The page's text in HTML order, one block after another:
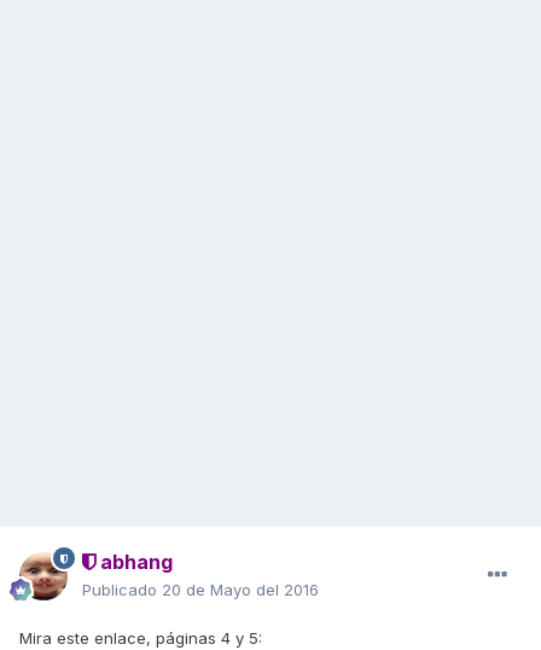
abhang
Publicado 20 de Mayo del 2016
Mira este enlace, páginas 4 y 5: